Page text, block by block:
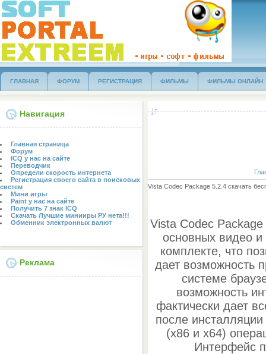
ГЛАВНАЯ ФОРУМ РЕГИСТРАЦИЯ ФИЛЬМЫ ФИЛЬМЫ ОНЛАЙН
Навигация
Главная страница
Форум
ICQ у нас на сайте
Переводчик
Определи скорость интернета
Регистрация своего сайта в поисковых
систем
Мини игры
Paint у нас на сайте
Получить 7 знак ICQ
Скачать Лучшие минииры РУ нета!!!
Обменник электронных валют
Реклама
Vista Codec Package 5.2.4 скачать
Vista Codec
основных видео
комплекте, что
дает возможность
системе
возможность
фактически дает
после
(x86 и x64)
Интерфейс